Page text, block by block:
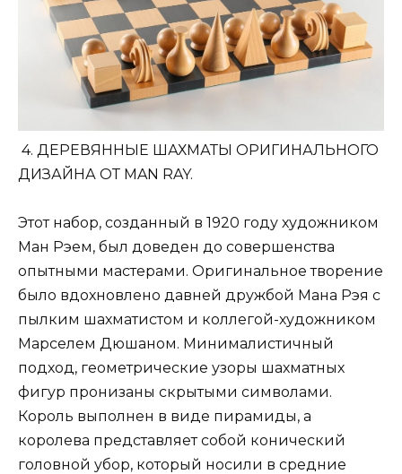
4. ДЕРЕВЯННЫЕ ШАХМАТЫ ОРИГИНАЛЬНОГО
ДИЗАЙНА ОТ MAN RAY.
Этот набор, созданный в 1920 году художником
Ман Рэем, был доведен до совершенства
опытными мастерами. Оригинальное творение
было вдохновлено давней дружбой Мана Рэя с
пылким шахматистом и коллегой-художником
Марселем Дюшаном. Минималистичный
подход, геометрические узоры шахматных
фигур пронизаны скрытыми символами.
Король выполнен в виде пирамиды, а
королева представляет собой конический
головной убор, который носили в средние